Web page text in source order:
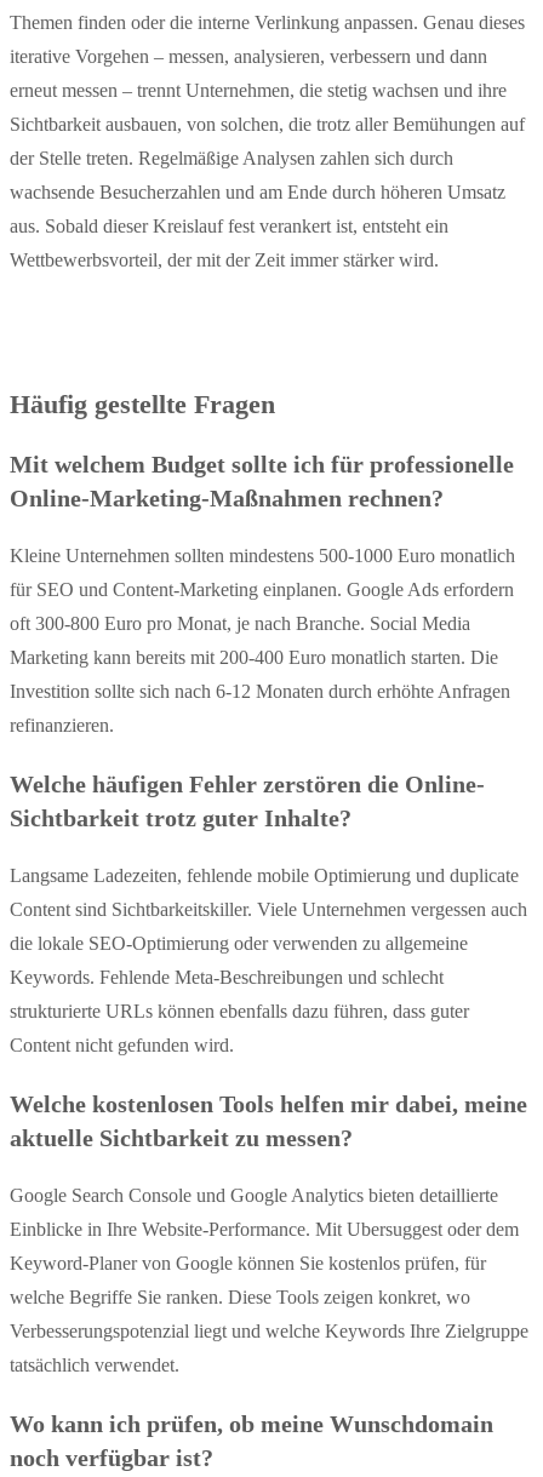
Themen finden oder die interne Verlinkung anpassen. Genau dieses
iterative Vorgehen – messen, analysieren, verbessern und dann
erneut messen – trennt Unternehmen, die stetig wachsen und ihre
Sichtbarkeit ausbauen, von solchen, die trotz aller Bemühungen auf
der Stelle treten. Regelmäßige Analysen zahlen sich durch
wachsende Besucherzahlen und am Ende durch höheren Umsatz
aus. Sobald dieser Kreislauf fest verankert ist, entsteht ein
Wettbewerbsvorteil, der mit der Zeit immer stärker wird.
Häufig gestellte Fragen
Mit welchem Budget sollte ich für professionelle
Online-Marketing-Maßnahmen rechnen?
Kleine Unternehmen sollten mindestens 500-1000 Euro monatlich
für SEO und Content-Marketing einplanen. Google Ads erfordern
oft 300-800 Euro pro Monat, je nach Branche. Social Media
Marketing kann bereits mit 200-400 Euro monatlich starten. Die
Investition sollte sich nach 6-12 Monaten durch erhöhte Anfragen
refinanzieren.
Welche häufigen Fehler zerstören die Online-
Sichtbarkeit trotz guter Inhalte?
Langsame Ladezeiten, fehlende mobile Optimierung und duplicate
Content sind Sichtbarkeitskiller. Viele Unternehmen vergessen auch
die lokale SEO-Optimierung oder verwenden zu allgemeine
Keywords. Fehlende Meta-Beschreibungen und schlecht
strukturierte URLs können ebenfalls dazu führen, dass guter
Content nicht gefunden wird.
Welche kostenlosen Tools helfen mir dabei, meine
aktuelle Sichtbarkeit zu messen?
Google Search Console und Google Analytics bieten detaillierte
Einblicke in Ihre Website-Performance. Mit Ubersuggest oder dem
Keyword-Planer von Google können Sie kostenlos prüfen, für
welche Begriffe Sie ranken. Diese Tools zeigen konkret, wo
Verbesserungspotenzial liegt und welche Keywords Ihre Zielgruppe
tatsächlich verwendet.
Wo kann ich prüfen, ob meine Wunschdomain
noch verfügbar ist?